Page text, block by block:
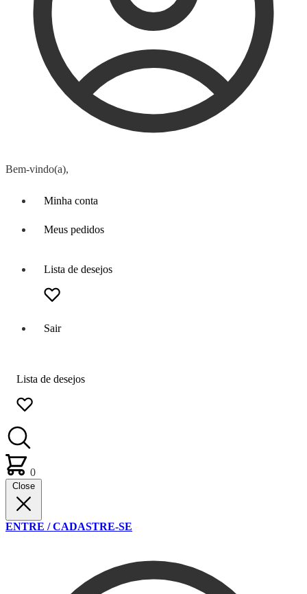
Bem-vindo(a),
Minha conta
Meus pedidos
Lista de desejos
Sair
Lista de desejos
0
Close
ENTRE / CADASTRE-SE